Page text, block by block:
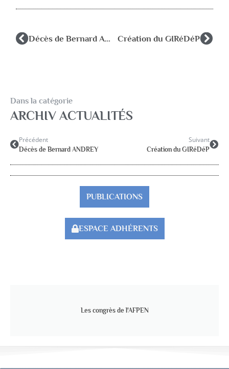
Décès de Bernard ANDREY Création du GIRéDéP
Dans la catégorie
ARCHIV ACTUALITÉS
Précédent
Décès de Bernard ANDREY
Suivant
Création du GIRéDéP
PUBLICATIONS
ESPACE ADHÉRENTS
Les congrès de l'AFPEN